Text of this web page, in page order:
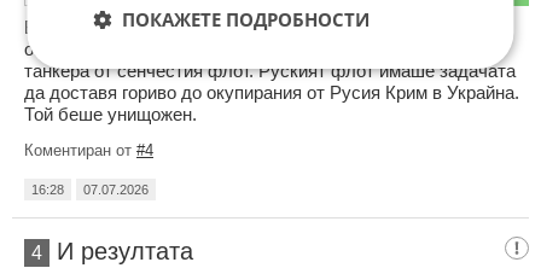
Впечатляващо видео: Украинските сили проведоха снощи
операция, при която бяха нападнати и ударени 8 руски
танкера от сенчестия флот. Руският флот имаше задачата
да доставя гориво до окупирания от Русия Крим в Украйна.
Той беше унищожен.
Коментиран от #4
16:28 07.07.2026
4 И резултата
ПОКАЖЕТЕ ПОДРОБНОСТИ